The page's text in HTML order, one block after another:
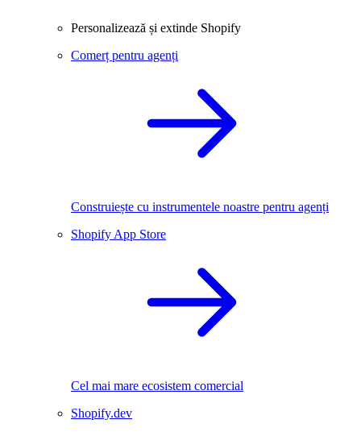
Personalizează și extinde Shopify
Comerț pentru agenți
Construiește cu instrumentele noastre pentru agenți
Shopify App Store
Cel mai mare ecosistem comercial
Shopify.dev